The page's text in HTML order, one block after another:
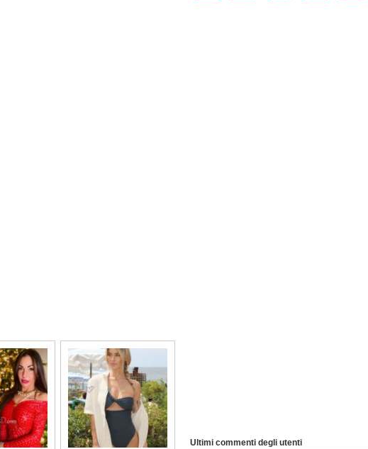
Ultimi commenti degli utenti